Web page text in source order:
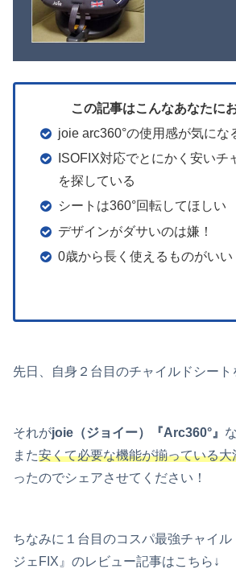
この記事はこんなあなたに
joie arc360°の使用感が気にな
ISOFIX対応でとにかく安いチ
を探している
シートは360°回転してほしい
デザインがダサいのは嫌！
0歳から長く使えるものがいい
先日、自身２台目のチャイルドシート
それがjoie（ジョイー）『Arc360°』
また安くて必要な機能が揃っている
ったのでシェアさせてください！
ちなみに１台目のコスパ最強チャイ
ジェFIX』のレビュー記事はこちら↓